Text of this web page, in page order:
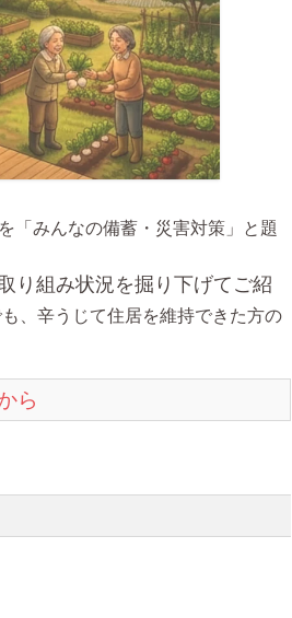
「みんなの備蓄・災害対策」と題
り組み状況を掘り下げてご紹
、辛うじて住居を維持できた方の
ら